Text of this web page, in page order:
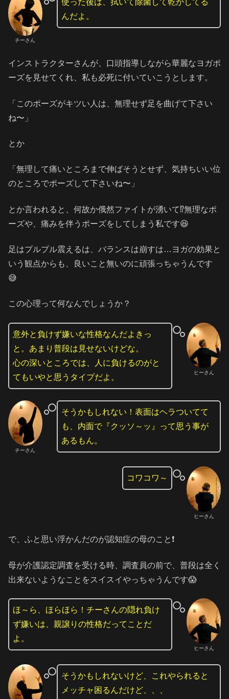
チーさん
使った後は、拭いて除菌して乾かしてる
んだよ。
インストラクターさんが、口頭指導しながら華麗なヨガポ
ーズを見せてくれ、私も必死に付いていこうとします。
「このポーズがキツい人は、無理せず足を曲げて下さい
ね〜」
とか
「無理して痛いところまで伸ばそうとせず、気持ちいい位
のところでポーズして下さいね〜」
とか言われると、何故か俄然ファイトが湧いて⁉️無理なポ
ーズや、痛みを伴うポーズをしてしまう私です😆
足はプルプル震えるは、バランスは崩すは…ヨガの効果と
いう観点からも、良いこと無いのに頑張っちゃうんです
😅
この心理って何なんでしょうか？
ヒーさん
意外と負けず嫌いな性格なんだよきっ
と。あまり普段は見せないけどな。
心の深いところでは、人に負けるのがと
てもいやと思うタイプだよ。
チーさん
そうかもしれない！表面はヘラついてて
も、内面で『クッソ～ッ』って思う事が
あるもん。
ヒーさん
コワコワ～
で、ふと思い浮かんだのが認知症の母のこと❗️
母が介護認定調査を受ける時、調査員の前で、普段は全く
出来ないようなことをスイスイやっちゃうんです😱
ヒーさん
ほ～ら、ほらほら！チーさんの隠れ負け
ず嫌いは、親譲りの性格だってことだ
よ。
そうかもしれないけど、これやられると
メッチャ困るんだけど、、、